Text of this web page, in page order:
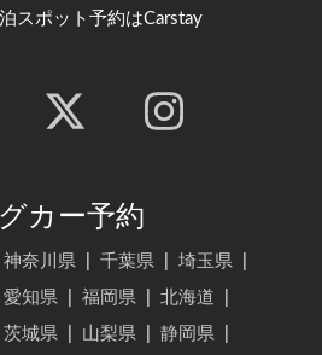
スポット予約はCarstay
カー予約
神奈川県 千葉県 埼玉県
愛知県 福岡県 北海道
茨城県 山梨県 静岡県